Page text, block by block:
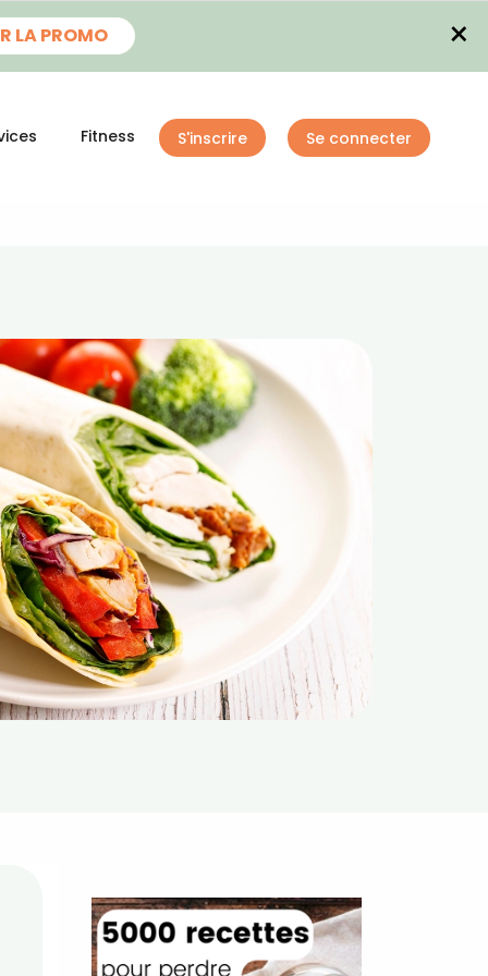
LA PROMO ×
Fitness S'inscrire Se connecter